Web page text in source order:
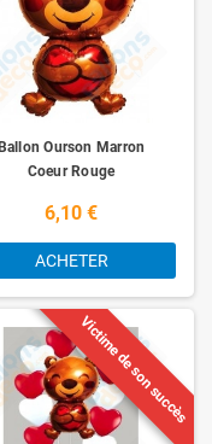
Ourson Marron
Coeur Rouge
6,10 €
ACHETER
Victime de son succès